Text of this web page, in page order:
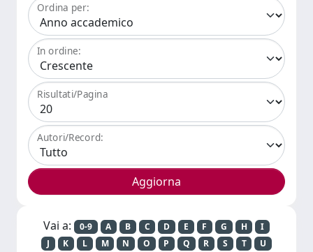
Ordina per:
In ordine:
Risultati/Pagina
Autori/Record:
Vai a: 0-9 A B C D E F G H
I
J
K L M N O P Q R S T
U